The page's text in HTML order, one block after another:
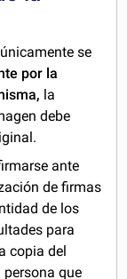
se
por la
la
debe
ante
de firmas
de los
para
copia del
que